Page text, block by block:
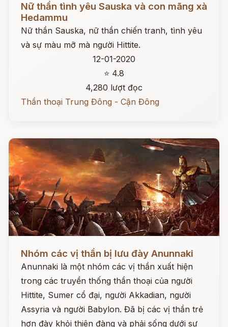
Nữ thần tình yêu Sauska và con mãng xà
Hedammu
Nữ thần Sauska, nữ thần chiến tranh, tình yêu
và sự màu mỡ mà người Hittite.
12-01-2020
⭐ 4.8
4,280 lượt đọc
Thần thoại Trung Đông - Cận Đông
Nhóm các vị thần bị lưu đày Anunnaki
Anunnaki là một nhóm các vị thần xuất hiện
trong các truyền thống thần thoại của người
Hittite, Sumer cổ đại, người Akkadian, người
Assyria và người Babylon. Đã bị các vị thần trẻ
hơn đày khỏi thiên đàng và phải sống dưới sự